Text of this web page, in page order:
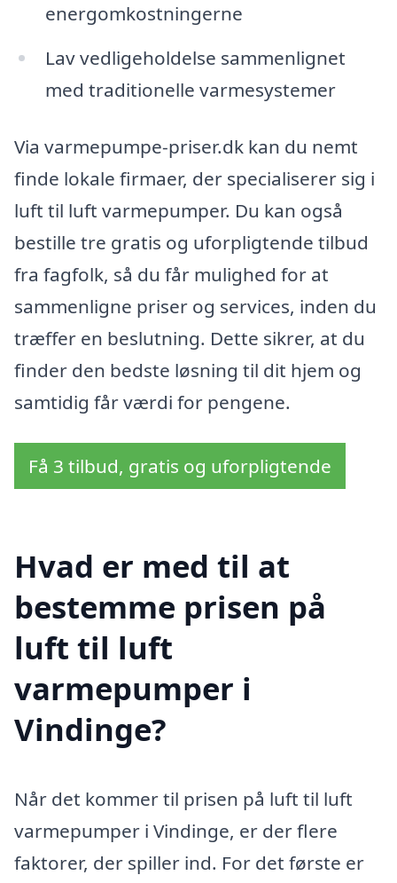
energomkostningerne
Lav vedligeholdelse sammenlignet
med traditionelle varmesystemer
Via varmepumpe-priser.dk kan du nemt
finde lokale firmaer, der specialiserer sig i
luft til luft varmepumper. Du kan også
bestille tre gratis og uforpligtende tilbud
fra fagfolk, så du får mulighed for at
sammenligne priser og services, inden du
træffer en beslutning. Dette sikrer, at du
finder den bedste løsning til dit hjem og
samtidig får værdi for pengene.
Få 3 tilbud, gratis og uforpligtende
Hvad er med til at
bestemme prisen på
luft til luft
varmepumper i
Vindinge?
Når det kommer til prisen på luft til luft
varmepumper i Vindinge, er der flere
faktorer, der spiller ind. For det første er